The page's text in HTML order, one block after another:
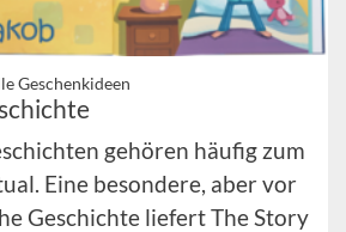
Geschenkideen
gehören häufig zum
Eine besondere, aber vor
Geschichte liefert The Story